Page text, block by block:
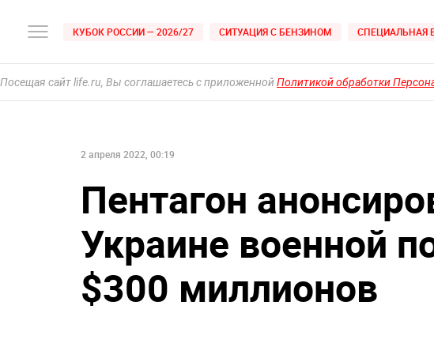
КУБОК РОССИИ — 2026/27 СИТУАЦИЯ С БЕНЗИНОМ СПЕЦИАЛЬНАЯ
Посещая сайт life.ru, Вы соглашаетесь с приложеннойПолитикой обработки
2 апреля 2022, 00:19
Пентагон
Украине военной
$300 миллионов